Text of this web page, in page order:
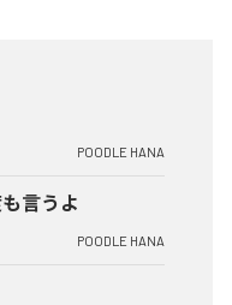
POODLE HANA
言うよ
POODLE HANA